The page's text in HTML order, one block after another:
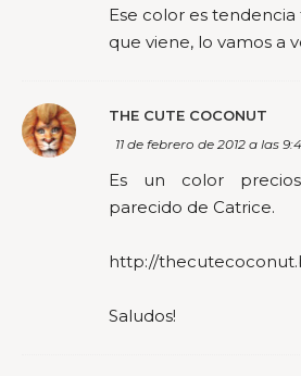
Ese color es
que viene, lo vamos a
THE CUTE COCONUT
11 de febrero de 2012 a las
Es un color
parecido de Catrice.
http://
Saludos!